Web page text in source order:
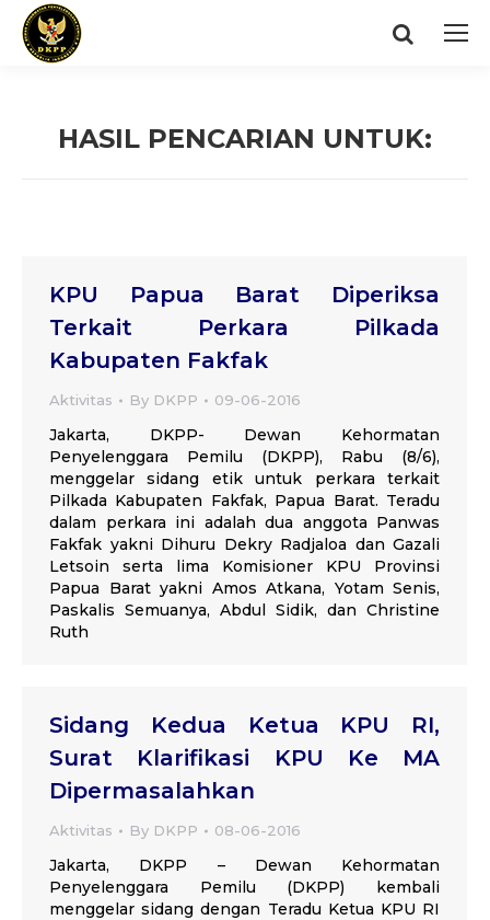
Search:
HASIL PENCARIAN UNTUK:
KPU Papua Barat Diperiksa
Terkait Perkara Pilkada
Kabupaten Fakfak
Aktivitas By DKPP 09-06-2016
Jakarta, DKPP- Dewan Kehormatan
Penyelenggara Pemilu (DKPP), Rabu (8/6),
menggelar sidang etik untuk perkara terkait
Pilkada Kabupaten Fakfak, Papua Barat. Teradu
dalam perkara ini adalah dua anggota Panwas
Fakfak yakni Dihuru Dekry Radjaloa dan Gazali
Letsoin serta lima Komisioner KPU Provinsi
Papua Barat yakni Amos Atkana, Yotam Senis,
Paskalis Semuanya, Abdul Sidik, dan Christine
Ruth
Sidang Kedua Ketua KPU RI,
Surat Klarifikasi KPU Ke MA
Dipermasalahkan
Aktivitas By DKPP 08-06-2016
Jakarta, DKPP – Dewan Kehormatan
Penyelenggara Pemilu (DKPP) kembali
menggelar sidang dengan Teradu Ketua KPU RI